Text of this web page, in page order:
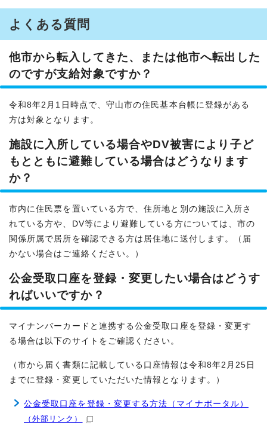
よくある質問
他市から転入してきた、または他市へ転出した
のですが支給対象ですか？
令和8年2月1日時点で、守山市の住民基本台帳に登録がある
方は対象となります。
施設に入所している場合やDV被害により子ど
もとともに避難している場合はどうなります
か？
市内に住民票を置いている方で、住所地と別の施設に入所さ
れている方や、DV等により避難している方については、市の
関係所属で居所を確認できる方は居住地に送付します。（届
かない場合はご連絡ください。）
公金受取口座を登録・変更したい場合はどうす
ればいいですか？
マイナンバーカードと連携する公金受取口座を登録・変更す
る場合は以下のサイトをご確認ください。
（市から届く書類に記載している口座情報は令和8年2月25日
までに登録・変更していただいた情報となります。）
公金受取口座を登録・変更する方法（マイナポータル）
（外部リンク）